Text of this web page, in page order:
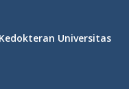
Universitas